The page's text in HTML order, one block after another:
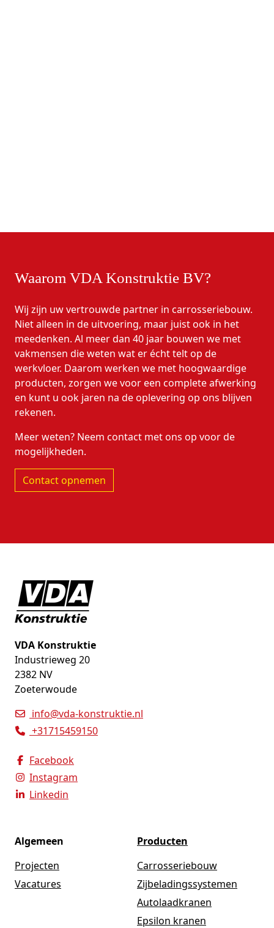
Waarom VDA Konstruktie BV?
Wij zijn uw vertrouwde partner in carrosseriebouw.
Niet alleen in de uitvoering, maar juist ook in het
meedenken. Al meer dan 40 jaar bouwen we met
vakmensen die weten wat er écht telt op de
werkvloer. Daarom werken we met hoogwaardige
producten, zorgen we voor een complete afwerking
en kunt u ook jaren na de oplevering op ons blijven
rekenen.
Meer weten? Neem contact met ons op voor de
mogelijkheden.
Contact opnemen
VDA Konstruktie
Industrieweg 20
2382 NV
Zoeterwoude
info@vda-konstruktie.nl
+31715459150
Facebook
Instagram
Linkedin
Algemeen
Projecten
Vacatures
Producten
Carrosseriebouw
Zijbeladingssystemen
Autolaadkranen
Epsilon kranen